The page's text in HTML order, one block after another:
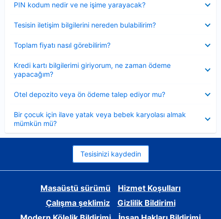
PIN kodum nedir ve ne işime yarayacak?
Tesisin iletişim bilgilerini nereden bulabilirim?
Toplam fiyatı nasıl görebilirim?
Kredi kartı bilgilerimi giriyorum, ne zaman ödeme
yapacağım?
Otel depozito veya ön ödeme talep ediyor mu?
Bir çocuk için ilave yatak veya bebek karyolası almak
mümkün mü?
Tesisinizi kaydedin
Masaüstü sürümü
Hizmet Koşulları
Çalışma şeklimiz
Gizlilik Bildirimi